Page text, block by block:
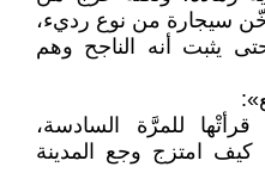
سيجارة من نوع رديء،
يثبت أنه الناجح وهم
للمرَّة السادسة،
كيف امتزج وجع المدينة